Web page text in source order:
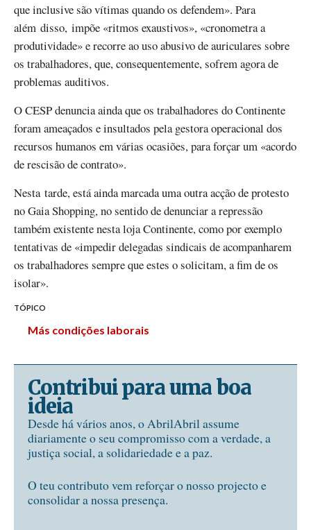
que inclusive são vítimas quando os defendem». Para
além disso, impõe «ritmos exaustivos», «cronometra a
produtividade» e recorre ao uso abusivo de auriculares sobre
os trabalhadores, que, consequentemente, sofrem agora de
problemas auditivos.
O CESP denuncia ainda que os trabalhadores do Continente
foram ameaçados e insultados pela gestora operacional dos
recursos humanos em várias ocasiões, para forçar um «acordo
de rescisão de contrato».​
Nesta tarde, está ainda marcada uma outra acção de protesto
no Gaia Shopping, no sentido de denunciar a repressão
também existente nesta loja Continente, como por exemplo
tentativas de «impedir delegadas sindicais de acompanharem
os trabalhadores sempre que estes o solicitam, a fim de os
isolar».
TÓPICO
Más condições laborais
Contribui para uma boa
ideia
Desde há vários anos, o AbrilAbril assume
diariamente o seu compromisso com a verdade, a
justiça social, a solidariedade e a paz.
O teu contributo vem reforçar o nosso projecto e
consolidar a nossa presença.